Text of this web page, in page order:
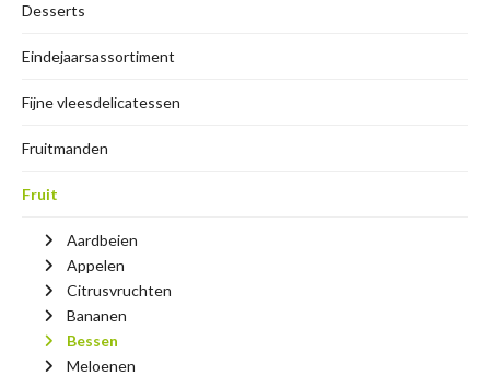
Desserts
Eindejaarsassortiment
Fijne vleesdelicatessen
Fruitmanden
Fruit
Aardbeien
Appelen
Citrusvruchten
Bananen
Bessen
Meloenen